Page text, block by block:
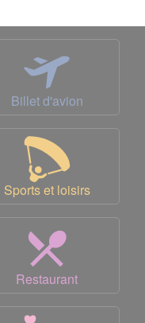
Billet d'avion
Sports et loisirs
Restaurant